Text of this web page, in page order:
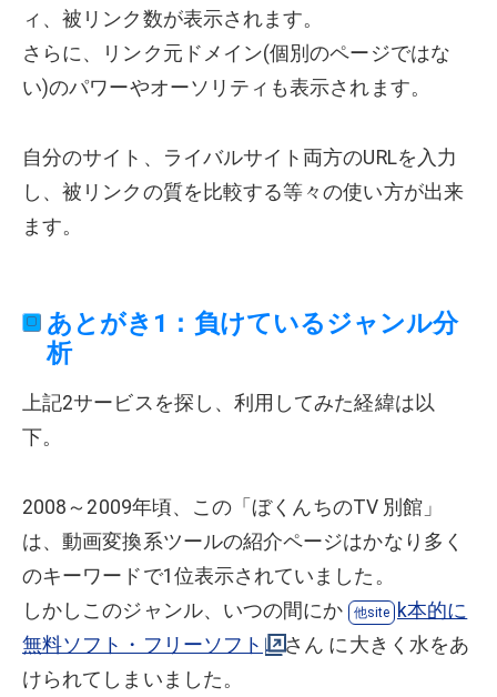
ィ、被リンク数が表示されます。
さらに、リンク元ドメイン(個別のページではな
い)のパワーやオーソリティも表示されます。
自分のサイト、ライバルサイト両方のURLを入力
し、被リンクの質を比較する等々の使い方が出来
ます。
あとがき1：負けているジャンル分
析
上記2サービスを探し、利用してみた経緯は以
下。
2008～2009年頃、この「ぼくんちのTV 別館」
は、動画変換系ツールの紹介ページはかなり多く
のキーワードで1位表示されていました。
しかしこのジャンル、いつの間にか
k本的に
無料ソフト・フリーソフト
さん に大きく水をあ
けられてしまいました。